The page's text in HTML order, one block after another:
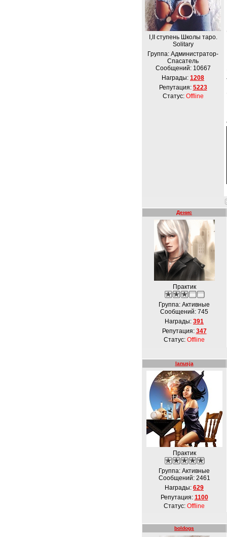
I,II ступень Школы таро.
Solitary
Группа: Администратор-
Спасатель
Сообщений: 10667
Награды: 1208
Репутация: 5223
Статус: Offline
Денис
Практик
Группа: Активные
Сообщений: 745
Награды: 391
Репутация: 347
Статус: Offline
lanusja
Практик
Группа: Активные
Сообщений: 2461
Награды: 629
Репутация: 1100
Статус: Offline
boldogs